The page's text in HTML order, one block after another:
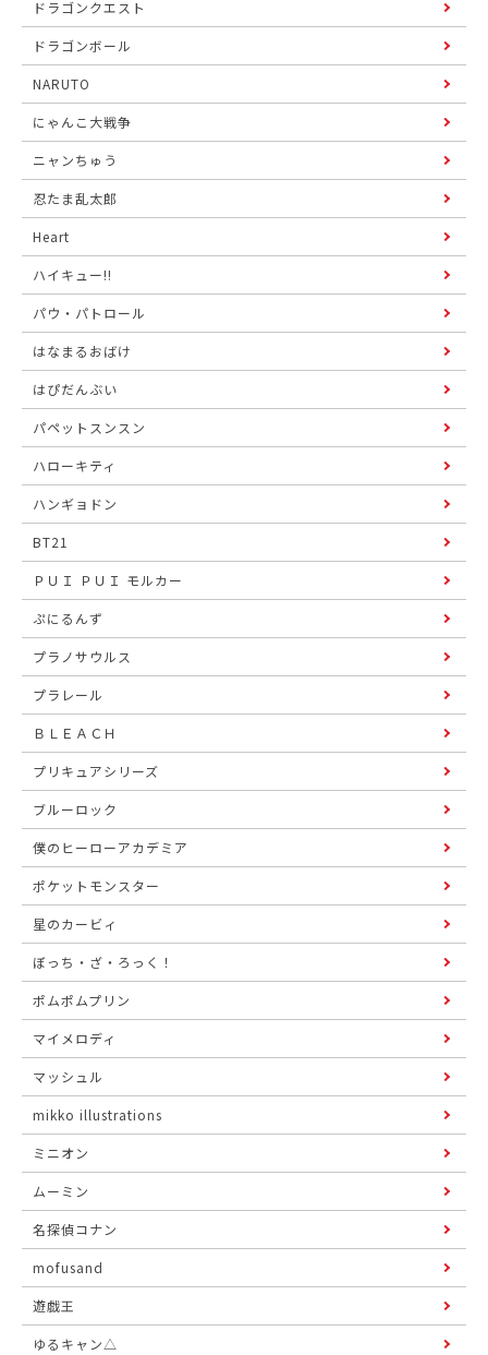
ドラゴンクエスト
ドラゴンボール
NARUTO
にゃんこ大戦争
ニャンちゅう
忍たま乱太郎
Heart
ハイキュー!!
パウ・パトロール
はなまるおばけ
はぴだんぶい
パペットスンスン
ハローキティ
ハンギョドン
BT21
ＰＵＩ ＰＵＩ モルカー
ぷにるんず
プラノサウルス
プラレール
ＢＬＥＡＣＨ
プリキュアシリーズ
ブルーロック
僕のヒーローアカデミア
ポケットモンスター
星のカービィ
ぼっち・ざ・ろっく！
ポムポムプリン
マイメロディ
マッシュル
mikko illustrations
ミニオン
ムーミン
名探偵コナン
mofusand
遊戯王
ゆるキャン△